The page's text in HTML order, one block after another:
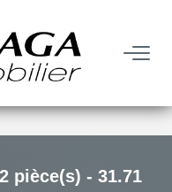
pièce(s) - 31.71